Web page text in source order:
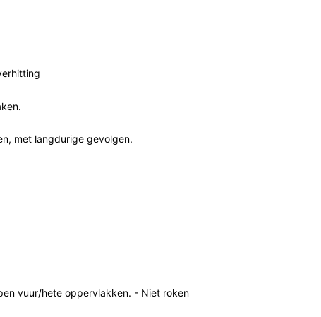
met langdurige gevolgen.
vuur/hete oppervlakken. - Niet roken